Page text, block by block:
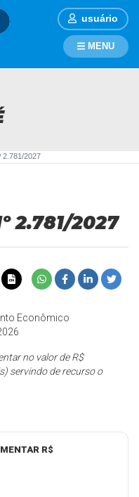
usuário
MENU
2.781/2027
2.781/2027
Econômico
no valor de R$
servindo de recurso o
R$